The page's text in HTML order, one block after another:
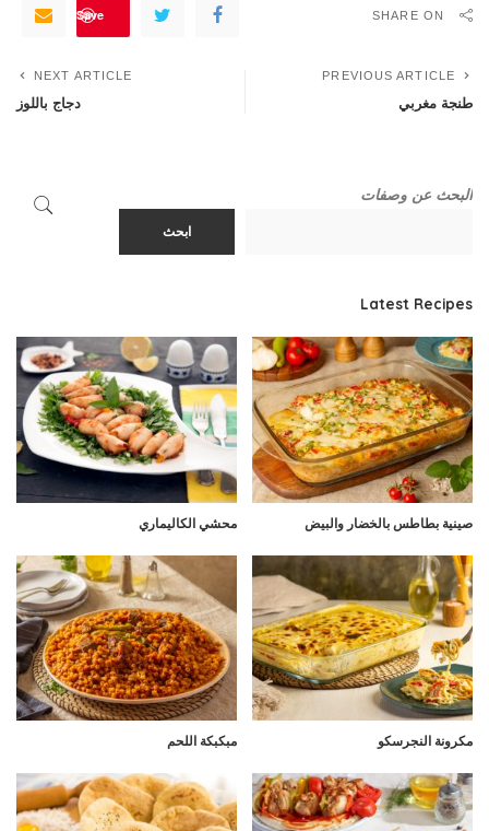
SHARE ON
Save
PREVIOUS ARTICLE
طنجة مغربي
NEXT ARTICLE
دجاج باللوز
البحث عن وصفات
ابحث
Latest Recipes
صينية بطاطس بالخضار والبيض محشي الكاليماري
مكرونة النجرسكو مبكبكة اللحم